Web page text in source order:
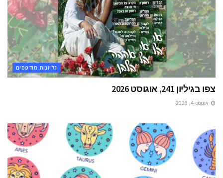
גליונות מודפסים
צפו בגיליון 241, אוגוסט 2026
אוגוסט 4, 2026